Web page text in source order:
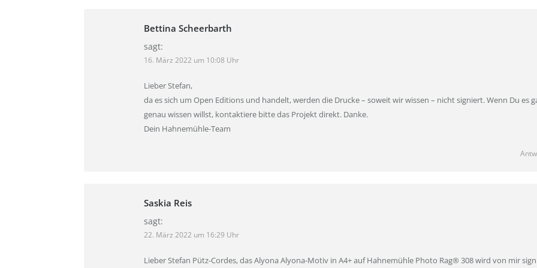
Bettina Scheerbarth
sagt:
16. März 2022 um 10:08 Uhr
Lieber Stefan,
da es sich um Open Editions und handelt, werden die Drucke – soweit wir wissen – nicht signiert. Wenn Du es
genau wissen willst, kontaktiere bitte das Projekt direkt. Danke.
Dein Hahnemühle-Team
Saskia Reis
sagt:
22. März 2022 um 16:29 Uhr
Lieber Stefan Pütz-Cordes, das Alyona Alyona-Motiv in A4+ auf Hahnemühle Photo Rag® 308 wird von mir